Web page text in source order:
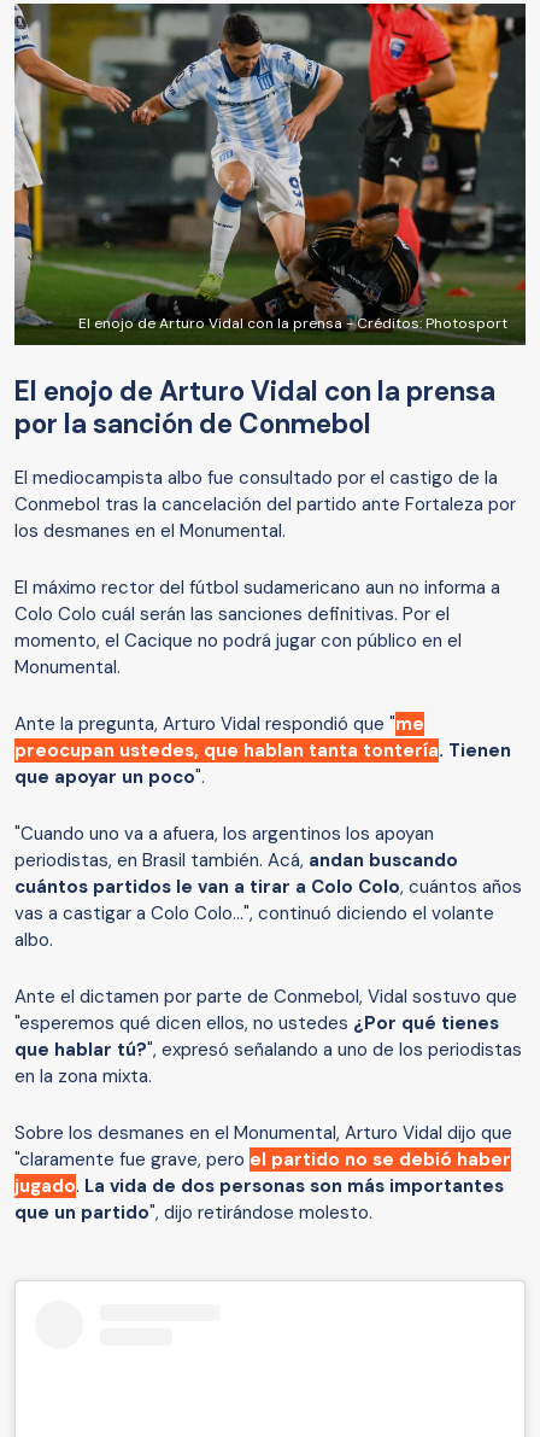
El enojo de Arturo Vidal con la prensa - Créditos: Photosport
El enojo de Arturo Vidal con la prensa
por la sanción de Conmebol
El mediocampista albo fue consultado por el castigo de la
Conmebol tras la cancelación del partido ante Fortaleza por
los desmanes en el Monumental.
El máximo rector del fútbol sudamericano aun no informa a
Colo Colo cuál serán las sanciones definitivas. Por el
momento, el Cacique no podrá jugar con público en el
Monumental.
Ante la pregunta, Arturo Vidal respondió que "me
preocupan ustedes, que hablan tanta tontería. Tienen
que apoyar un poco".
"Cuando uno va a afuera, los argentinos los apoyan
periodistas, en Brasil también. Acá, andan buscando
cuántos partidos le van a tirar a Colo Colo, cuántos años
vas a castigar a Colo Colo...", continuó diciendo el volante
albo.
Ante el dictamen por parte de Conmebol, Vidal sostuvo que
"esperemos qué dicen ellos, no ustedes ¿Por qué tienes
que hablar tú?", expresó señalando a uno de los periodistas
en la zona mixta.
Sobre los desmanes en el Monumental, Arturo Vidal dijo que
"claramente fue grave, pero el partido no se debió haber
jugado. La vida de dos personas son más importantes
que un partido", dijo retirándose molesto.